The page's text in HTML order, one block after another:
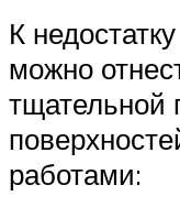
К
можно
тщательной
работами: